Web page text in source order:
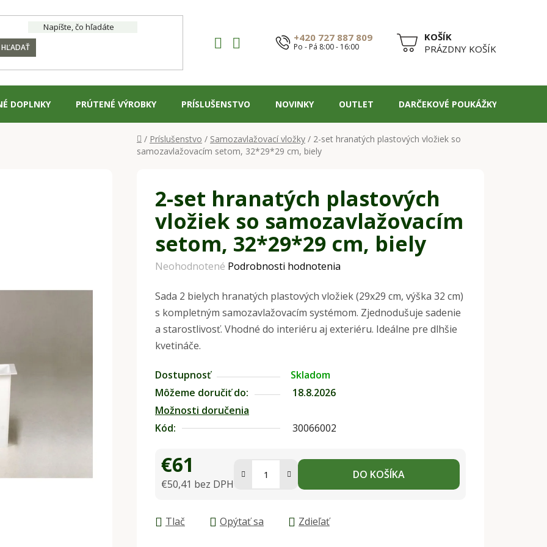
HĽADAŤ
+420 727 887 809
Po - Pá 8:00 - 16:00
NÁKUPNÝPRÁZDNY KOŠÍK
DOPLNKY PRÚTENÉ VÝROBKY PRÍSLUŠENSTVO NOVINKY OUTLET DARČEKOVÉ POUKÁŽKY
Domov
/ Príslušenstvo / Samozavlažovací vložky / 2-set hranatých plastových vložiek so
samozavlažovacím setom, 32*29*29 cm, biely
2-set hranatých plastových
vložiek so samozavlažovacím
setom, 32*29*29 cm, biely
Priemerné
produktu
je
0,0
z
hviezdičiek.
Neohodnotené Podrobnosti hodnotenia
Sada 2 bielych hranatých plastových vložiek (29x29 cm, výška 32 cm)
s kompletným samozavlažovacím systémom. Zjednodušuje sadenie
a starostlivosť. Vhodné do interiéru aj exteriéru. Ideálne pre dlhšie
kvetináče.
Dostupnosť
Skladom
Môžeme doručiť do:
18.8.2026
Možnosti doručenia
Kód:
30066002
€61
€50,41 bez DPH
DO KOŠÍKA
Tlač Opýtať sa Zdieľať